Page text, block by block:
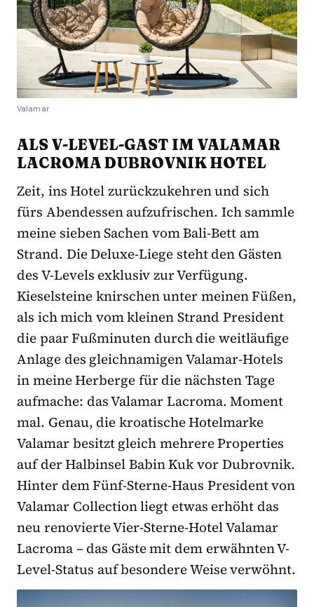
Valamar
ALS V-LEVEL-GAST IM VALAMAR
LACROMA DUBROVNIK HOTEL
Zeit, ins Hotel zurückzukehren und sich
fürs Abendessen aufzufrischen. Ich sammle
meine sieben Sachen vom Bali-Bett am
Strand. Die Deluxe-Liege steht den Gästen
des V-Levels exklusiv zur Verfügung.
Kieselsteine knirschen unter meinen Füßen,
als ich mich vom kleinen Strand President
die paar Fußminuten durch die weitläufige
Anlage des gleichnamigen Valamar-Hotels
in meine Herberge für die nächsten Tage
aufmache: das Valamar Lacroma. Moment
mal. Genau, die kroatische Hotelmarke
Valamar besitzt gleich mehrere Properties
auf der Halbinsel Babin Kuk vor Dubrovnik.
Hinter dem Fünf-Sterne-Haus President von
Valamar Collection liegt etwas erhöht das
neu renovierte Vier-Sterne-Hotel Valamar
Lacroma – das Gäste mit dem erwähnten V-
Level-Status auf besondere Weise verwöhnt.